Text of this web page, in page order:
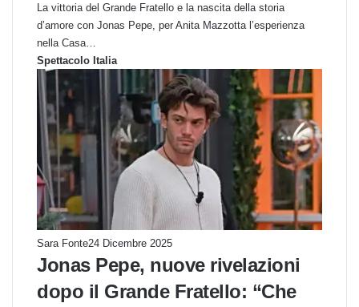
La vittoria del Grande Fratello e la nascita della storia
d’amore con Jonas Pepe, per Anita Mazzotta l’esperienza
nella Casa…
Spettacolo Italia
Sara Fonte24 Dicembre 2025
Jonas Pepe, nuove rivelazioni
dopo il Grande Fratello: “Che